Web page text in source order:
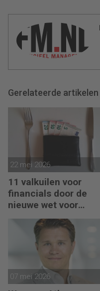
Gerelateerde artikelen
22 mei 2026
11 valkuilen voor
financials door de
nieuwe wet voor
loontransparantie
07 mei 2026